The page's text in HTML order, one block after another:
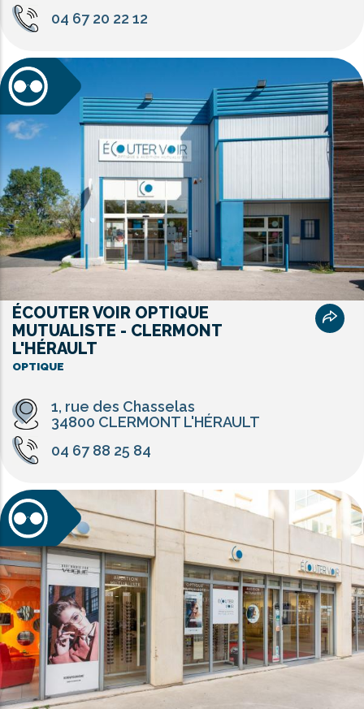
04 67 20 22 12
ÉCOUTER VOIR OPTIQUE
MUTUALISTE - CLERMONT
L'HÉRAULT
OPTIQUE
1, rue des Chasselas
34800 CLERMONT L'HÉRAULT
04 67 88 25 84